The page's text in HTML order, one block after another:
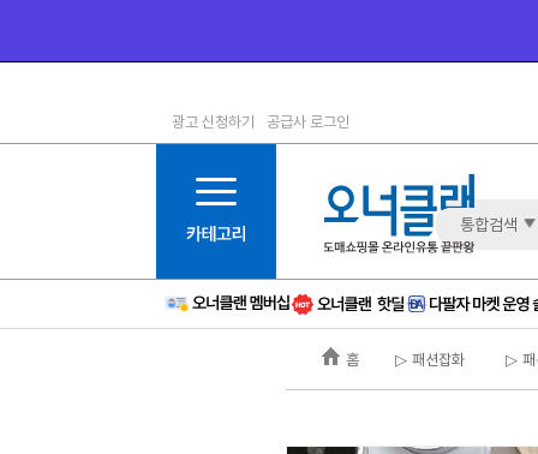
1등급
6등급
11등급
12등급
15등급
16등급
광고 신청하기 공급사 로그인
통합검색
홈 ▷ 패션잡화 ▷ 패